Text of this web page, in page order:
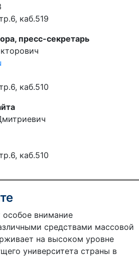
каб.519
пресс-секретарь
каб.510
каб.510
особое внимание
средствами массовой
на высоком уровне
университета страны в